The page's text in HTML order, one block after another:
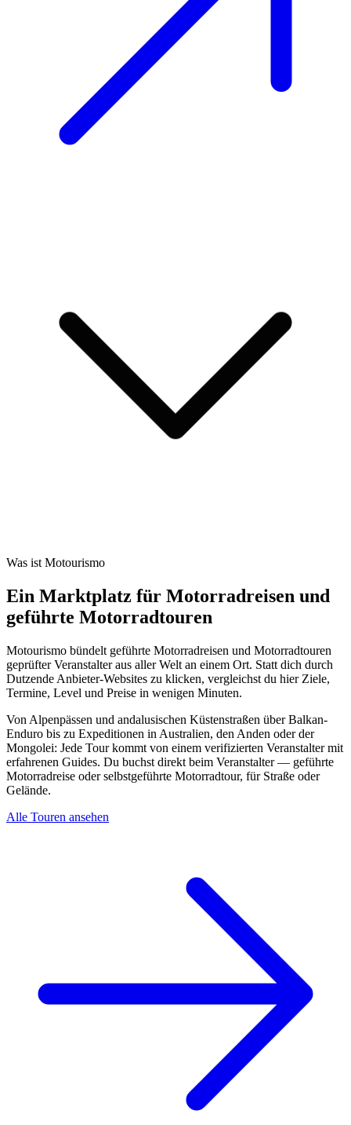
Was ist Motourismo
Ein Marktplatz für Motorradreisen und
geführte Motorradtouren
Motourismo bündelt geführte Motorradreisen und Motorradtouren
geprüfter Veranstalter aus aller Welt an einem Ort. Statt dich durch
Dutzende Anbieter-Websites zu klicken, vergleichst du hier Ziele,
Termine, Level und Preise in wenigen Minuten.
Von Alpenpässen und andalusischen Küstenstraßen über Balkan-
Enduro bis zu Expeditionen in Australien, den Anden oder der
Mongolei: Jede Tour kommt von einem verifizierten Veranstalter mit
erfahrenen Guides. Du buchst direkt beim Veranstalter — geführte
Motorradreise oder selbstgeführte Motorradtour, für Straße oder
Gelände.
Alle Touren ansehen